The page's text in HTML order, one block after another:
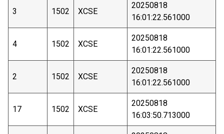
3 1502 XCSE
20250818
16:01:22.561000
4 1502 XCSE
20250818
16:01:22.561000
2 1502 XCSE
20250818
16:01:22.561000
17 1502 XCSE
20250818
16:03:50.713000